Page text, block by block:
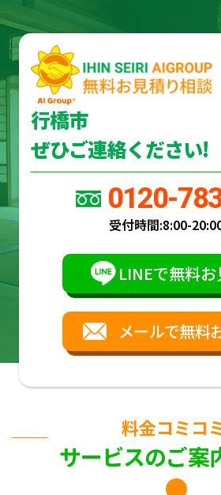
行橋市
ぜひご連絡ください!
0120-
受付時間:8:00-
LINEで無料お
メールで無料
料金コミコ
サービスのご案